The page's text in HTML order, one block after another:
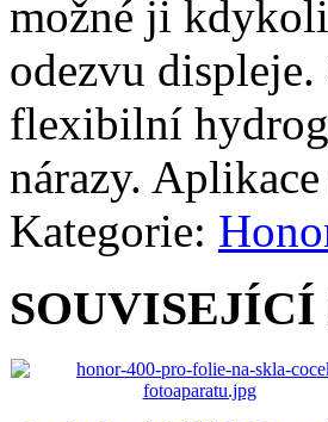
možné ji
odezvu
flexibilní
nárazy.
Kategorie: